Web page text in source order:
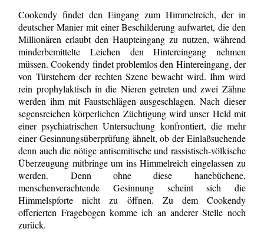
Cookendy findet den Eingang zum Himmelreich, der in
deutscher Manier mit einer Beschilderung aufwartet, die den
Millionären erlaubt den Haupteingang zu nutzen, während
minderbemittelte Leichen den Hintereingang nehmen
müssen. Cookendy findet problemlos den Hintereingang, der
von Türstehern der rechten Szene bewacht wird. Ihm wird
rein prophylaktisch in die Nieren getreten und zwei Zähne
werden ihm mit Faustschlägen ausgeschlagen. Nach dieser
segensreichen körperlichen Züchtigung wird unser Held mit
einer psychiatrischen Untersuchung konfrontiert, die mehr
einer Gesinnungsüberprüfung ähnelt, ob der Einlaßsuchende
denn auch die nötige antisemitische und rassistisch-völkische
Überzeugung mitbringe um ins Himmelreich eingelassen zu
werden. Denn ohne diese hanebüchene,
menschenverachtende Gesinnung scheint sich die
Himmelspforte nicht zu öffnen. Zu dem Cookendy
offerierten Fragebogen komme ich an anderer Stelle noch
zurück.